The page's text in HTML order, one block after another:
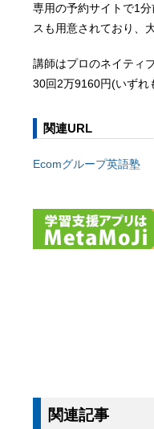
専⽤の予約サイトで1
スも⽤意されており、
講師はプロのネイティ
30回2万9160円(いずれ
関連URL
Ecomグループ英語塾
関連記事